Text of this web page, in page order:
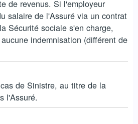
de revenus. Si l'employeur
salaire de l'Assuré via un contrat
Sécurité sociale s'en charge,
indemnisation (différent de
de Sinistre, au titre de la
l'Assuré.